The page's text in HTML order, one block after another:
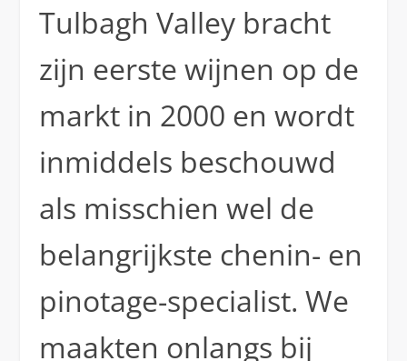
Tulbagh Valley bracht
zijn eerste wijnen op de
markt in 2000 en wordt
inmiddels beschouwd
als misschien wel de
belangrijkste chenin- en
pinotage-specialist. We
maakten onlangs bij